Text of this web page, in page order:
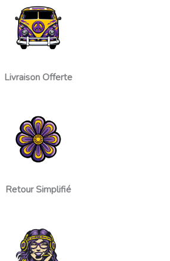
Livraison Offerte
Retour Simplifié